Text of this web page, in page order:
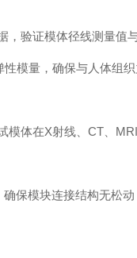
验证模体径线测量值与
量，确保与人体组织
体在X射线、CT、MRI
模块连接结构无松动